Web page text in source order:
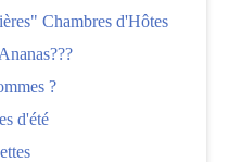
Chambres d'Hôtes
?
d'été